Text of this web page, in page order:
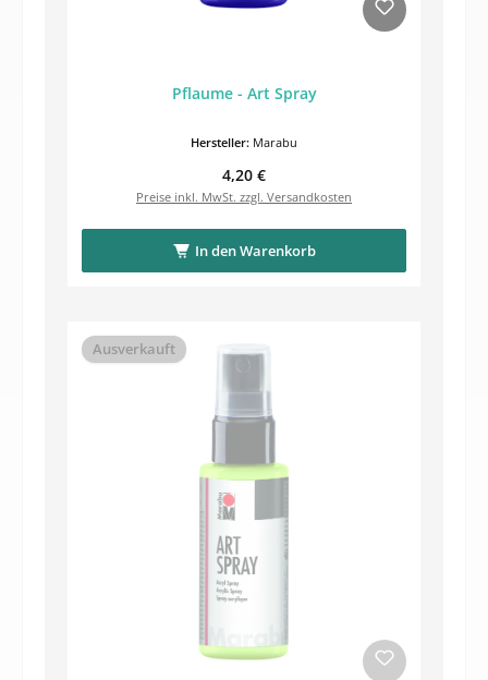
Pflaume - Art Spray
Hersteller: Marabu
Regulärer Preis:
4,20 €
Preise inkl. MwSt. zzgl. Versandkosten
In den Warenkorb
Ausverkauft